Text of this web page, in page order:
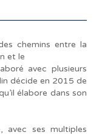
chemins entre la
et le
avec plusieurs
décide en 2015 de
élabore dans son
avec ses multiples